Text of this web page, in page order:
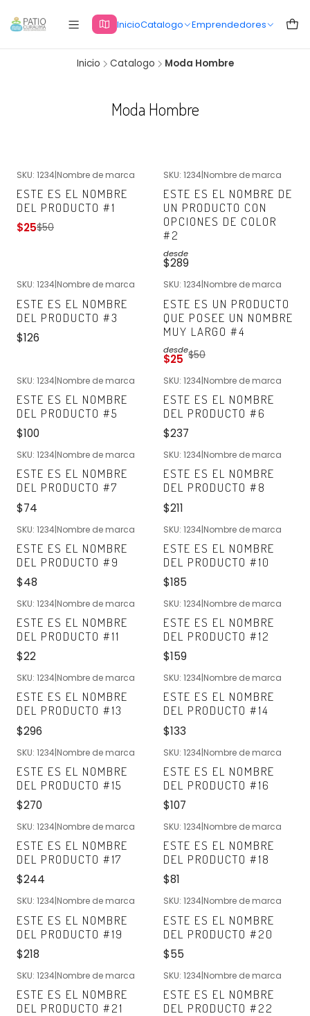
InicioCatalogo Emprendedores
Inicio Catalogo Moda Hombre
Moda Hombre
Nuevo
SKU: 1234|Nombre de marca
ESTE ES EL NOMBRE
DEL PRODUCTO #1
$25$50
SKU: 1234|Nombre de marca
ESTE ES EL NOMBRE DE
UN PRODUCTO CON
OPCIONES DE COLOR
#2
desde
$289
Agotado
SKU: 1234|Nombre de marca
ESTE ES EL NOMBRE
DEL PRODUCTO #3
$126
SKU: 1234|Nombre de marca
ESTE ES UN PRODUCTO
QUE POSEE UN NOMBRE
MUY LARGO #4
desde
$25 $50
SKU: 1234|Nombre de marca
ESTE ES EL NOMBRE
DEL PRODUCTO #5
$100
SKU: 1234|Nombre de marca
ESTE ES EL NOMBRE
DEL PRODUCTO #6
$237
SKU: 1234|Nombre de marca
ESTE ES EL NOMBRE
DEL PRODUCTO #7
$74
SKU: 1234|Nombre de marca
ESTE ES EL NOMBRE
DEL PRODUCTO #8
$211
SKU: 1234|Nombre de marca
ESTE ES EL NOMBRE
DEL PRODUCTO #9
$48
SKU: 1234|Nombre de marca
ESTE ES EL NOMBRE
DEL PRODUCTO #10
$185
SKU: 1234|Nombre de marca
ESTE ES EL NOMBRE
DEL PRODUCTO #11
$22
SKU: 1234|Nombre de marca
ESTE ES EL NOMBRE
DEL PRODUCTO #12
$159
SKU: 1234|Nombre de marca
ESTE ES EL NOMBRE
DEL PRODUCTO #13
$296
SKU: 1234|Nombre de marca
ESTE ES EL NOMBRE
DEL PRODUCTO #14
$133
SKU: 1234|Nombre de marca
ESTE ES EL NOMBRE
DEL PRODUCTO #15
$270
SKU: 1234|Nombre de marca
ESTE ES EL NOMBRE
DEL PRODUCTO #16
$107
SKU: 1234|Nombre de marca
ESTE ES EL NOMBRE
DEL PRODUCTO #17
$244
SKU: 1234|Nombre de marca
ESTE ES EL NOMBRE
DEL PRODUCTO #18
$81
SKU: 1234|Nombre de marca
ESTE ES EL NOMBRE
DEL PRODUCTO #19
$218
SKU: 1234|Nombre de marca
ESTE ES EL NOMBRE
DEL PRODUCTO #20
$55
SKU: 1234|Nombre de marca
ESTE ES EL NOMBRE
DEL PRODUCTO #21
SKU: 1234|Nombre de marca
ESTE ES EL NOMBRE
DEL PRODUCTO #22